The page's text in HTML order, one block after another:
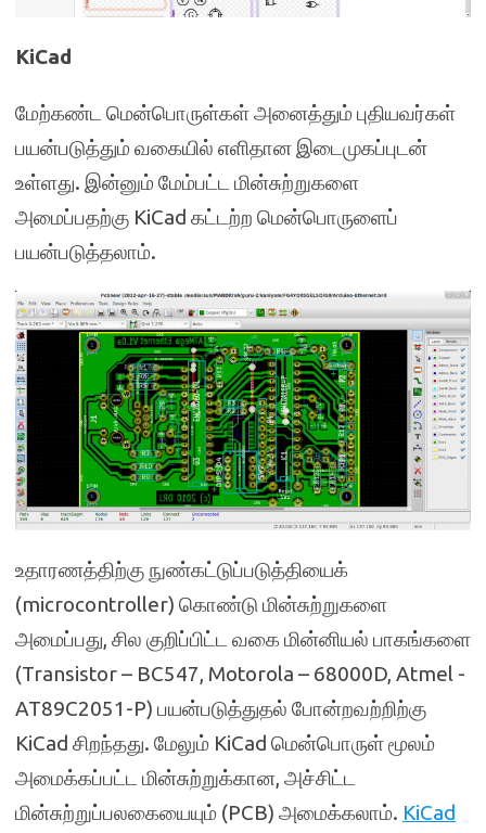
KiCad
மேற்கண்ட மென்பொருள்கள் அனைத்தும் புதியவர்கள்
பயன்படுத்தும் வகையில் எளிதான இடைமுகப்புடன்
உள்ளது. இன்னும் மேம்பட்ட மின்சுற்றுகளை
அமைப்பதற்கு KiCad கட்டற்ற மென்பொருளைப்
பயன்படுத்தலாம்.
உதாரணத்திற்கு நுண்கட்டுப்படுத்தியைக்
(microcontroller) கொண்டு மின்சுற்றுகளை
அமைப்பது, சில குறிப்பிட்ட வகை மின்னியல் பாகங்களை
(Transistor – BC547, Motorola – 68000D, Atmel -
AT89C2051-P) பயன்படுத்துதல் போன்றவற்றிற்கு
KiCad சிறந்தது. மேலும் KiCad மென்பொருள் மூலம்
அமைக்கப்பட்ட மின்சுற்றுக்கான, அச்சிட்ட
மின்சுற்றுப்பலகையையும் (PCB) அமைக்கலாம். KiCad